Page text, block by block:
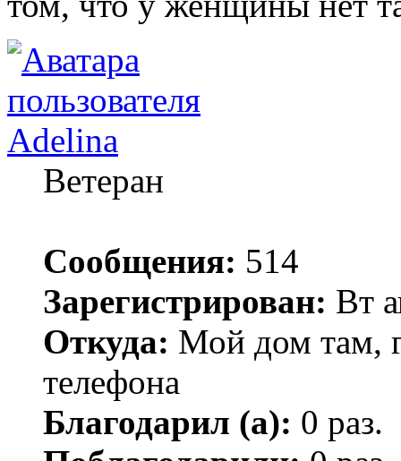
Adelina
Ветеран
Сообщения: 514
Зарегистрирован: Вт
Откуда: Мой дом там,
телефона
Благодарил (а): 0 раз.